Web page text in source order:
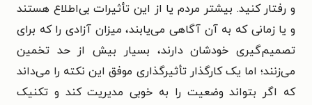
و رفتار کنید. بیشتر مردم یا از این تأثیرات بی‌اطلاع هستند
و یا زمانی که به آن آگاهی می‌یابند، میزان آزادی را که برای
تصمیم‌گیری خودشان دارند، بسیار بیش از حد تخمین
می‌زنند؛ اما یک کارگذار تأثیرگذاری موفق این نکته را می‌داند
که اگر بتواند وضعیت را به خوبی مدیریت کند و تکنیک